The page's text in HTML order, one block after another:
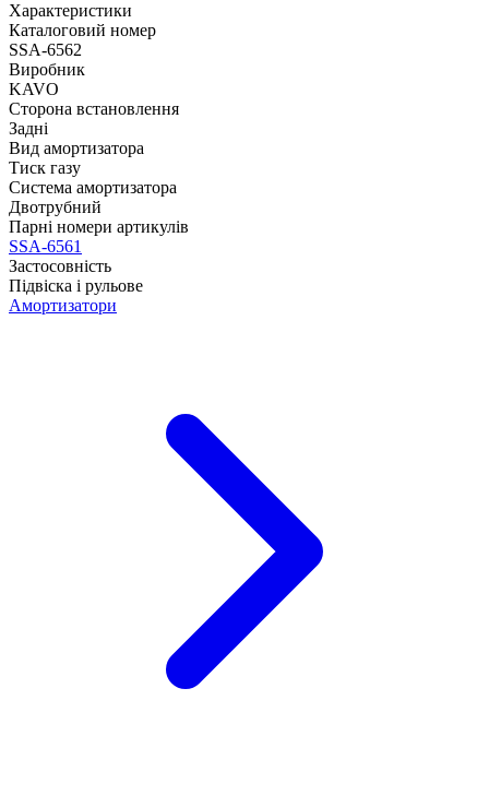
Характеристики
Каталоговий номер
SSA-6562
Виробник
KAVO
Сторона встановлення
Задні
Вид амортизатора
Тиск газу
Система амортизатора
Двотрубний
Парні номери артикулів
SSA-6561
Застосовність
Підвіска і рульове
Амортизатори